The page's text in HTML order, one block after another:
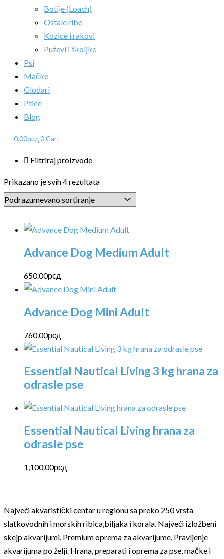
Botije (Loach)
Ostale ribe
Kozice i rakovi
Puževi i školjke
Psi
Mačke
Glodari
Ptice
Blog
0.00рсд 0Cart
Filtriraj proizvode
Prikazano je svih 4 rezultata
Advance Dog Medium Adult
650.00рсд
Advance Dog Mini Adult
760.00рсд
Essential Nautical Living 3 kg hrana za
odrasle pse
Essential Nautical Living hrana za
odrasle pse
1,100.00рсд
Najveći akvaristički centar u regionu sa preko 250 vrsta
slatkovodnih i morskih ribica,biljaka i korala. Najveći izložbeni
skejp akvarijumi. Premium oprema za akvarijume. Pravljenje
akvarijuma po želji. Hrana, preparati i oprema za pse, mačke i